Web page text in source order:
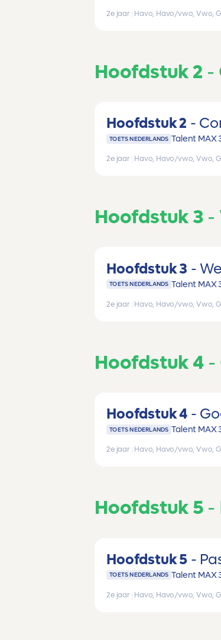
2e jaar Havo, Havo/vwo, Vwo,
Hoofdstuk 2
Hoofdstuk 2
TOETS NEDERLANDS Talent MAX
2e jaar Havo, Havo/vwo, Vwo,
Hoofdstuk 3
Hoofdstuk 3
TOETS NEDERLANDS Talent MAX
2e jaar Havo, Havo/vwo, Vwo,
Hoofdstuk 4
Hoofdstuk 4
TOETS NEDERLANDS Talent MAX
2e jaar Havo, Havo/vwo, Vwo,
Hoofdstuk 5
Hoofdstuk 5
TOETS NEDERLANDS Talent MAX
2e jaar Havo, Havo/vwo, Vwo,